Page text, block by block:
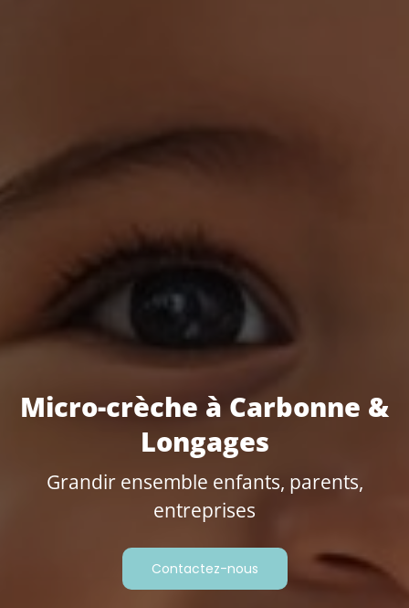
Micro-crèche à Carbonne &
Longages
Grandir ensemble enfants, parents,
entreprises
Contactez-nous